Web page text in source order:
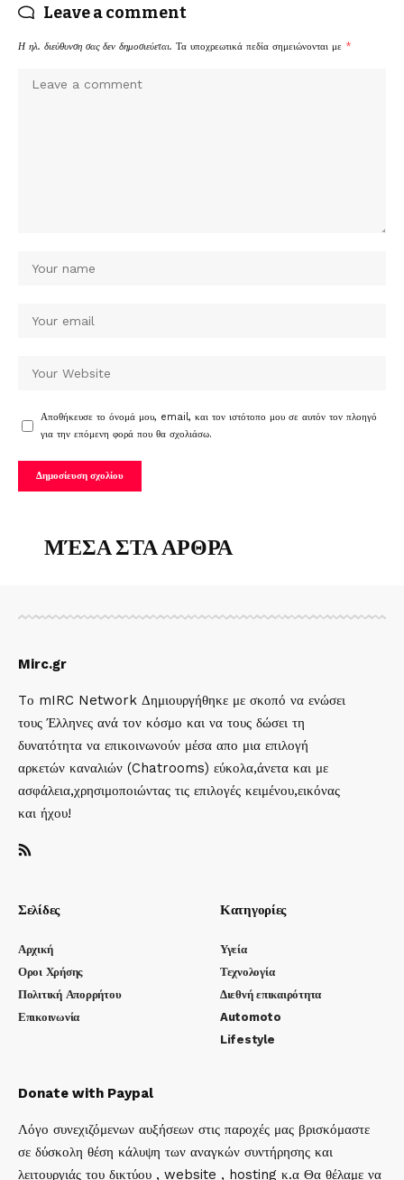
Leave a comment
Η ηλ. διεύθυνση σας δεν δημοσιεύεται. Τα υποχρεωτικά πεδία σημειώνονται με *
Αποθήκευσε το όνομά μου, email, και τον ιστότοπο μου σε αυτόν τον πλοηγό
για την επόμενη φορά που θα σχολιάσω.
ΜΈΣΑ ΣΤΑ ΑΡΘΡΑ
Mirc.gr
Tο mIRC Network Δημιουργήθηκε με σκοπό να ενώσει
τους Έλληνες ανά τον κόσμο και να τους δώσει τη
δυνατότητα να επικοινωνούν μέσα απο μια επιλογή
αρκετών καναλιών (Chatrooms) εύκολα,άνετα και με
ασφάλεια,χρησιμοποιώντας τις επιλογές κειμένου,εικόνας
και ήχου!
Σελίδες
Αρχική
Οροι Χρήσης
Πολιτική Απορρήτου
Επικοινωνία
Κατηγορίες
Υγεία
Τεχνολογία
Διεθνή επικαιρότητα
Automoto
Lifestyle
Donate with Paypal
Λόγο συνεχιζόμενων αυξήσεων στις παροχές μας βρισκόμαστε
σε δύσκολη θέση κάλυψη των αναγκών συντήρησης και
λειτουργιάς του δικτύου , website , hosting κ.α Θα θέλαμε να